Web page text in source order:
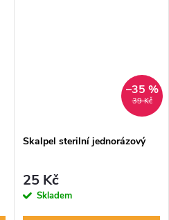
39 Kč
–35 %
Skalpel sterilní jednorázový
25 Kč
Skladem